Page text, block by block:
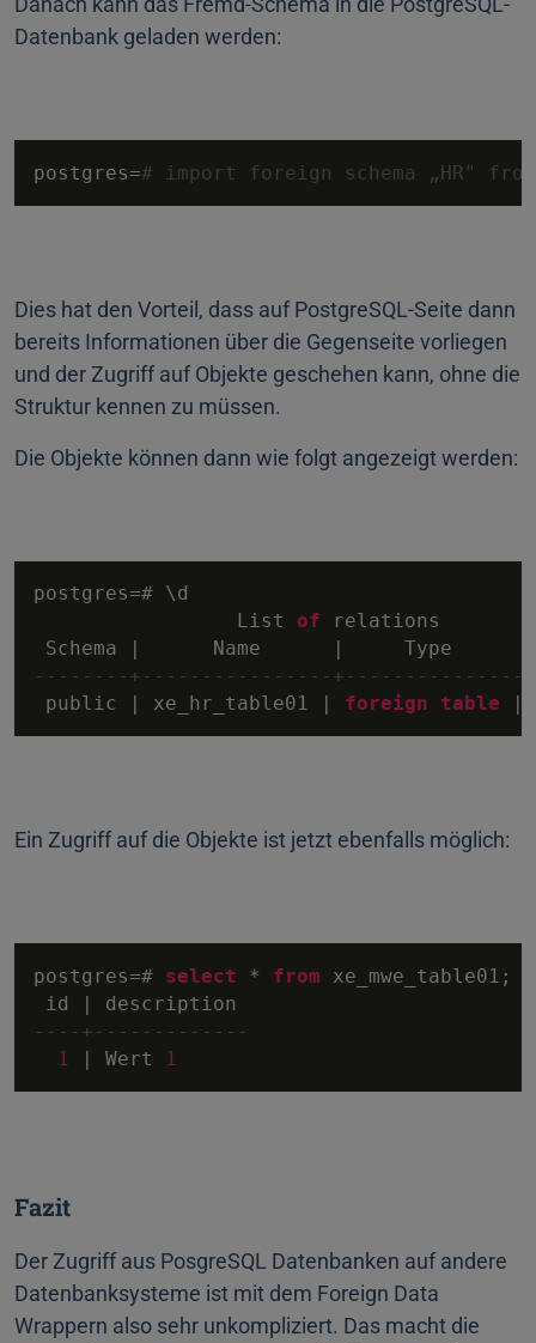
Datenbank geladen werden:
postgres=# import foreign schema „HR"
Dies hat den Vorteil, dass auf PostgreSQL-Seite dann
bereits Informationen über die Gegenseite vorliegen
und der Zugriff auf Objekte geschehen kann, ohne die
Struktur kennen zu müssen.
Die Objekte können dann wie folgt angezeigt werden:
postgres=# \d
List of relations
Schema
Name Type
--------+----------------+---------------
public
xe_hr_table01 foreign table
Ein Zugriff auf die Objekte ist jetzt ebenfalls möglich:
postgres=# select * from xe_mwe_table01;
id
|
----+-------------
1
| Wert 1
Fazit
Der Zugriff aus PosgreSQL Datenbanken auf andere
Datenbanksysteme ist mit dem Foreign Data
Wrappern also sehr unkompliziert. Das macht die